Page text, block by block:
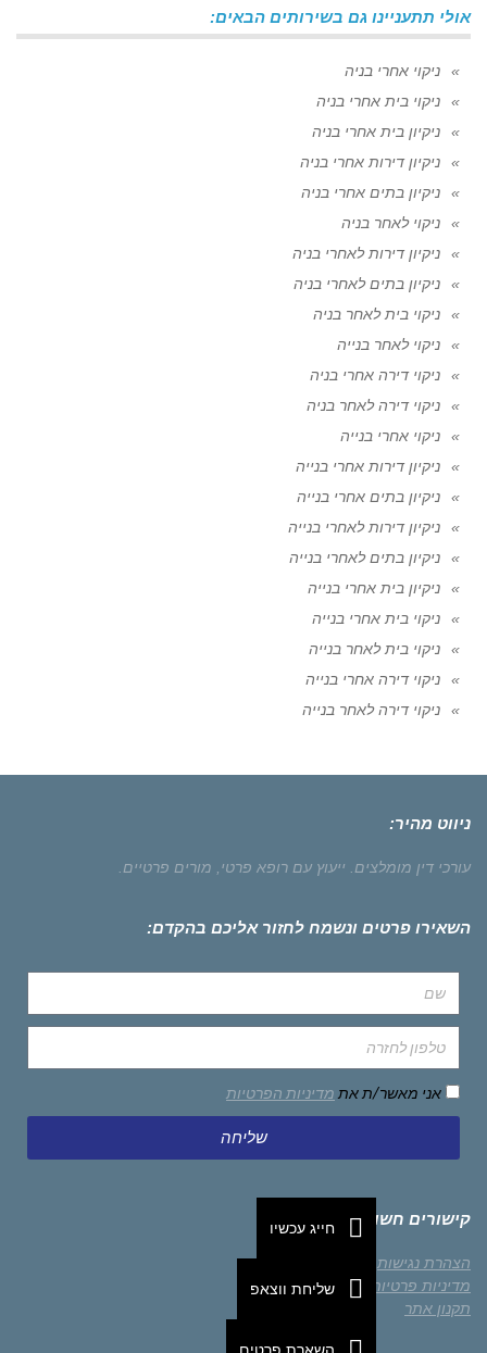
אולי תתעניינו גם בשירותים הבאים:
ניקוי אחרי בניה
ניקוי בית אחרי בניה
ניקיון בית אחרי בניה
ניקיון דירות אחרי בניה
ניקיון בתים אחרי בניה
ניקוי לאחר בניה
ניקיון דירות לאחרי בניה
ניקיון בתים לאחרי בניה
ניקוי בית לאחר בניה
ניקוי לאחר בנייה
ניקוי דירה אחרי בניה
ניקוי דירה לאחר בניה
ניקוי אחרי בנייה
ניקיון דירות אחרי בנייה
ניקיון בתים אחרי בנייה
ניקיון דירות לאחרי בנייה
ניקיון בתים לאחרי בנייה
ניקיון בית אחרי בנייה
ניקוי בית אחרי בנייה
ניקוי בית לאחר בנייה
ניקוי דירה אחרי בנייה
ניקוי דירה לאחר בנייה
ניווט מהיר:
עורכי דין מומלצים. ייעוץ עם רופא פרטי, מורים פרטיים.
השאירו פרטים ונשמח לחזור אליכם בהקדם:
אני מאשר/ת את מדיניות הפרטיות
שליחה
קישורים חשובים
הצהרת נגישות
מדיניות פרטיות
תקנון אתר
חייג עכשיו
שליחת ווצאפ